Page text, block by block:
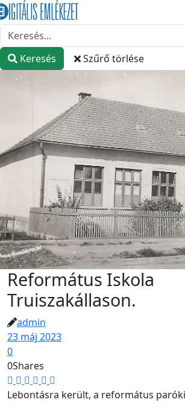
Keresés Szűrő törlése
Református Iskola
Truiszakállason.
admin
23 máj 2023
0
0Shares
Lebontásra került, a református